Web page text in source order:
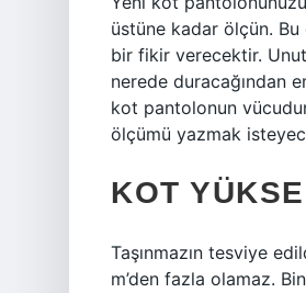
üstüne kadar ölçün.
bir fikir verecektir.
nerede duracağından
kot pantolonun
ölçümü yazmak
KOT
Taşınmazın tesviye
m’den fazla olamaz.